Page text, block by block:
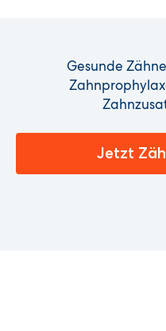
Gesunde
Jetzt